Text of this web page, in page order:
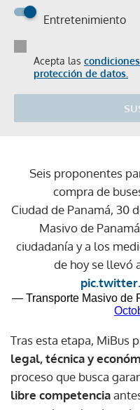
Entretenimiento
Acepta las
protección de datos.
Seis proponentes
compra de
Ciudad de Panamá, 30
Masivo de
ciudadanía y a los
de hoy se llevó
— Transporte Masivo de
Tras esta etapa, MiBus
legal, técnica y
proceso que busca
libre competencia